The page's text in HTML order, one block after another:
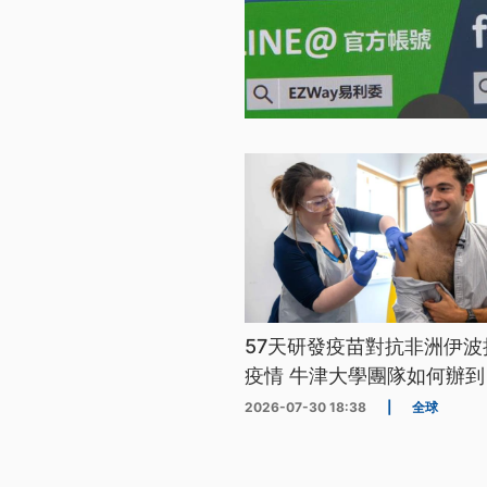
57天研發疫苗對抗非洲伊
疫情 牛津大學團隊如何辦
2026-07-30 18:38 全球